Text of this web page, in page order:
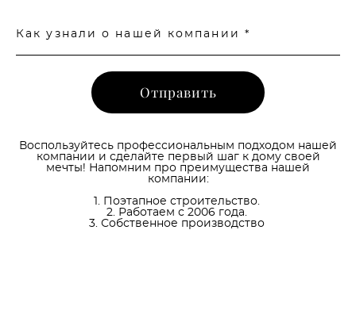
Как узнали о нашей компании *
Отправить
Воспользуйтесь профессиональным подходом нашей
компании и сделайте первый шаг к дому своей
мечты! Напомним про преимущества нашей
компании:
1. Поэтапное строительство.
2. Работаем с 2006 года.
3. Собственное производство